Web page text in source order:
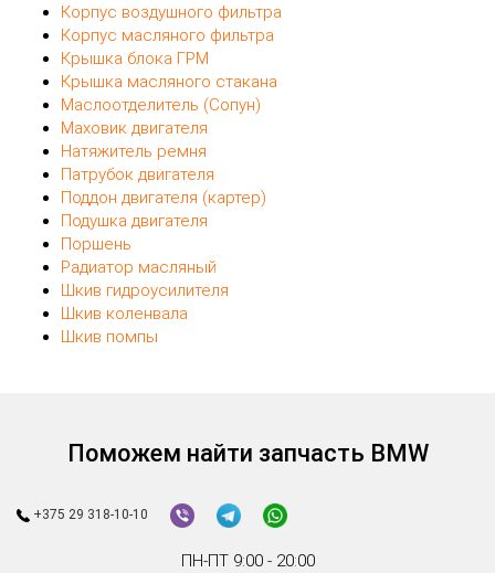
Корпус воздушного фильтра
Корпус масляного фильтра
Крышка блока ГРМ
Крышка масляного стакана
Маслоотделитель (Сопун)
Маховик двигателя
Натяжитель ремня
Патрубок двигателя
Поддон двигателя (картер)
Подушка двигателя
Поршень
Радиатор масляный
Шкив гидроусилителя
Шкив коленвала
Шкив помпы
Поможем найти запчасть BMW
+375 29 318-10-10
ПН-ПТ 9:00 - 20:00